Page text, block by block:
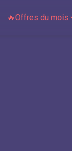
🔥Offres du mois